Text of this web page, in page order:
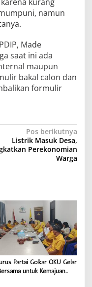
namun
Made
saat ini ada
maupun
bakal calon dan
formulir
Pos berikutnya
Listrik Masuk Desa,
Perekonomian
Warga
Partai Golkar OKU Gelar
untuk Kemajuan